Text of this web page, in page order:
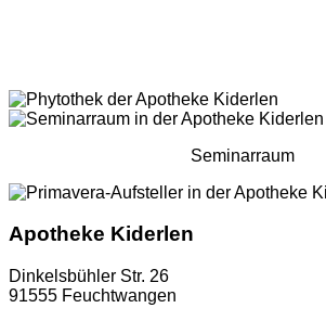
Seminarraum
Apotheke Kiderlen
Dinkelsbühler Str. 26
91555 Feuchtwangen